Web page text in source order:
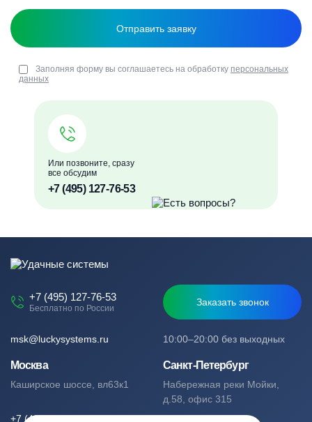
Или позвоните, сразу
все обсудим
+7 (495) 127-76-53
Заполняя форму вы соглашаетесь на обработку персональных
данных
+7 (495) 127-76-53
Бесплатно по России
Заказать звонок
10:00–20:00 без выходных
msk@luckysystems.ru
Москва
Каширское шоссе, вл63к1
+7 (495) 127-76-53
Санкт-Петербург
Набережная реки Мойки,
д.58, офис 315
+7 (812) 244-49-61